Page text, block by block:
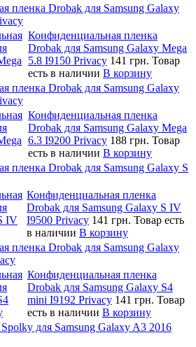
пленка Drobak для Samsung Galaxy
Конфиденциальная пленка
Drobak для Samsung Galaxy Mega
5.8 I9150 Privacy 141 грн. Товар
есть в наличии В корзину
пленка Drobak для Samsung Galaxy
Конфиденциальная пленка
Drobak для Samsung Galaxy Mega
6.3 I9200 Privacy 188 грн. Товар
есть в наличии В корзину
пленка Drobak для Samsung Galaxy S
Конфиденциальная пленка
Drobak для Samsung Galaxy S IV
I9500 Privacy 141 грн. Товар есть
в наличии В корзину
пленка Drobak для Samsung Galaxy
Конфиденциальная пленка
Drobak для Samsung Galaxy S4
mini I9192 Privacy 141 грн. Товар
есть в наличии В корзину
для Samsung Galaxy A3 2016